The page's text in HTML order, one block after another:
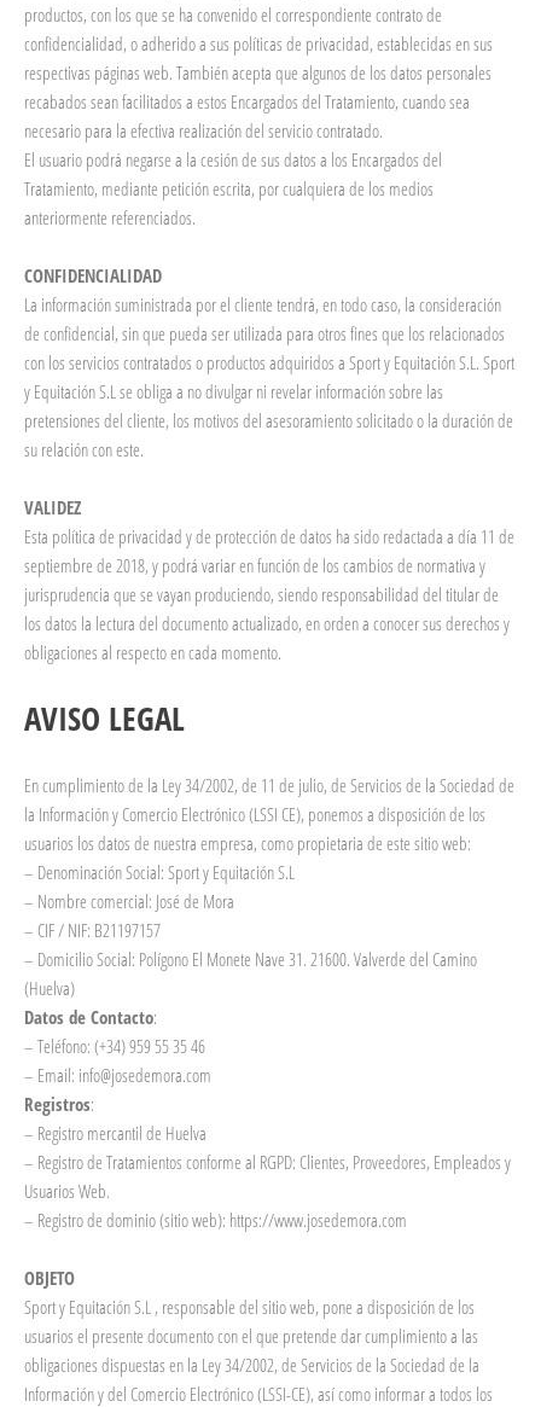
productos, con los que se ha convenido el correspondiente contrato de
confidencialidad, o adherido a sus políticas de privacidad, establecidas en sus
respectivas páginas web. También acepta que algunos de los datos personales
recabados sean facilitados a estos Encargados del Tratamiento, cuando sea
necesario para la efectiva realización del servicio contratado.
El usuario podrá negarse a la cesión de sus datos a los Encargados del
Tratamiento, mediante petición escrita, por cualquiera de los medios
anteriormente referenciados.
CONFIDENCIALIDAD
La información suministrada por el cliente tendrá, en todo caso, la consideración
de confidencial, sin que pueda ser utilizada para otros fines que los relacionados
con los servicios contratados o productos adquiridos a Sport y Equitación S.L. Sport
y Equitación S.L se obliga a no divulgar ni revelar información sobre las
pretensiones del cliente, los motivos del asesoramiento solicitado o la duración de
su relación con este.
VALIDEZ
Esta política de privacidad y de protección de datos ha sido redactada a día 11 de
septiembre de 2018, y podrá variar en función de los cambios de normativa y
jurisprudencia que se vayan produciendo, siendo responsabilidad del titular de
los datos la lectura del documento actualizado, en orden a conocer sus derechos y
obligaciones al respecto en cada momento.
AVISO LEGAL
En cumplimiento de la Ley 34/2002, de 11 de julio, de Servicios de la Sociedad de
la Información y Comercio Electrónico (LSSI CE), ponemos a disposición de los
usuarios los datos de nuestra empresa, como propietaria de este sitio web:
– Denominación Social: Sport y Equitación S.L
– Nombre comercial: José de Mora
– CIF / NIF: B21197157
– Domicilio Social: Polígono El Monete Nave 31. 21600. Valverde del Camino
(Huelva)
Datos de Contacto:
– Teléfono: (+34) 959 55 35 46
– Email: info@josedemora.com
Registros:
– Registro mercantil de Huelva
– Registro de Tratamientos conforme al RGPD: Clientes, Proveedores, Empleados y
Usuarios Web.
– Registro de dominio (sitio web): https://www.josedemora.com
OBJETO
Sport y Equitación S.L , responsable del sitio web, pone a disposición de los
usuarios el presente documento con el que pretende dar cumplimiento a las
obligaciones dispuestas en la Ley 34/2002, de Servicios de la Sociedad de la
Información y del Comercio Electrónico (LSSI-CE), así como informar a todos los